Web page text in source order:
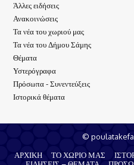
Άλλες ειδήσεις
Ανακοινώσεις
Τα νέα του χωριού μας
Τα νέα του Δήμου Σάμης
Θέματα
Υστερόγραφα
Πρόσωπα - Συνεντεύξεις
Ιστορικά θέματα
©
ΑΡΧΙΚΗ
ΤΟ ΧΩΡΙΟ ΜΑΣ